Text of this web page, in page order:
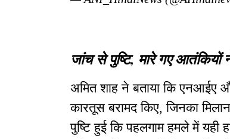
जांच से पुष्टि, मारे गए आतंकियों ने
अमित शाह ने बताया कि
कारतूस बरामद किए, जिनका
पुष्टि हुई कि पहलगाम हमले में यही